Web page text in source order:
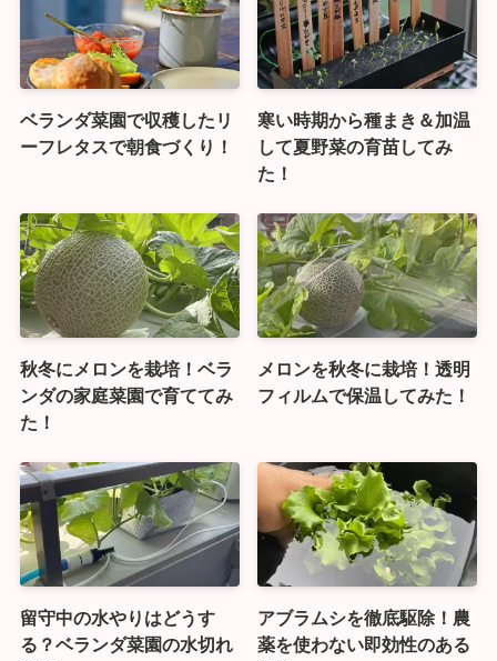
ベランダ菜園で収穫したリ
ーフレタスで朝食づくり！
寒い時期から種まき＆加温
して夏野菜の育苗してみ
た！
秋冬にメロンを栽培！ベラ
ンダの家庭菜園で育ててみ
た！
メロンを秋冬に栽培！透明
フィルムで保温してみた！
留守中の水やりはどうす
る？ベランダ菜園の水切れ
アブラムシを徹底駆除！農
薬を使わない即効性のある